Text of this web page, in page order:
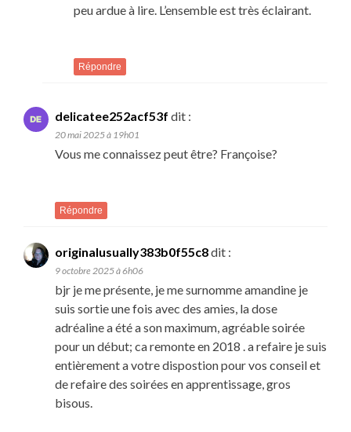
peu ardue à lire. L’ensemble est très éclairant.
Répondre
delicatee252acf53f dit :
20 mai 2025 à 19h01
Vous me connaissez peut être? Françoise?
Répondre
originalusually383b0f55c8dit :
9 octobre 2025 à 6h06
bjr je me présente, je me surnomme amandine je
suis sortie une fois avec des amies, la dose
adréaline a été a son maximum, agréable soirée
pour un début; ca remonte en 2018 . a refaire je suis
entièrement a votre dispostion pour vos conseil et
de refaire des soirées en apprentissage, gros
bisous.